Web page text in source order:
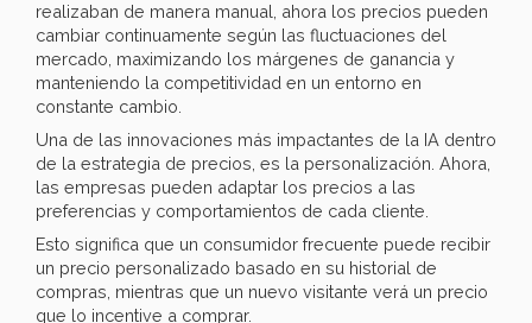
realizaban de manera manual, ahora los precios pueden
cambiar continuamente según las fluctuaciones del
mercado, maximizando los márgenes de ganancia y
manteniendo la competitividad en un entorno en
constante cambio.
Una de las innovaciones más impactantes de la IA dentro
de la estrategia de precios, es la personalización. Ahora,
las empresas pueden adaptar los precios a las
preferencias y comportamientos de cada cliente.
Esto significa que un consumidor frecuente puede recibir
un precio personalizado basado en su historial de
compras, mientras que un nuevo visitante verá un precio
que lo incentive a comprar.